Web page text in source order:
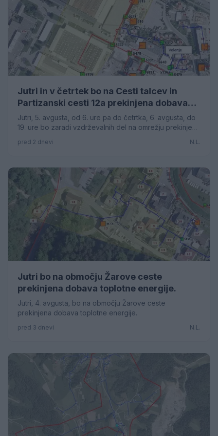
Jutri in v četrtek bo na Cesti talcev in
Partizanski cesti 12a prekinjena dobava
toplotne energije.
Jutri, 5. avgusta, od 6. ure pa do četrtka, 6. avgusta, do
19. ure bo zaradi vzdrževalnih del na omrežju prekinjena
pred 2 dnevi N.L.
Jutri bo na območju Žarove ceste
prekinjena dobava toplotne energije.
Jutri, 4. avgusta, bo na območju Žarove ceste
prekinjena dobava toplotne energije.
pred 3 dnevi N.L.